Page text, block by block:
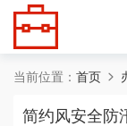
当前位置： 首页
简约风安全防